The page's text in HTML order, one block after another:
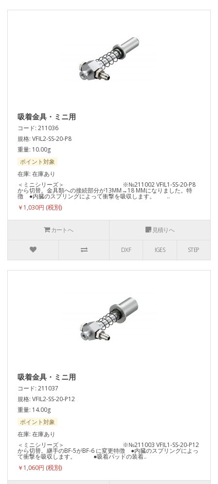
吸着金具・ミニ用
コード: 211036
規格: VFIL2-SS-20-P8
重量: 10.00g
ポイント対象
在庫: 在庫あり
＜ミニシリーズ＞ ※№211002 VFIL1-SS-20-P8
から切替。金具類への接続部分が13MM→18 MMになりました。特
徴 ●内臓のスプリングによって衝撃を吸収します。 ..
￥1,030円
カートへ 見積りへ
DXF IGES STEP
吸着金具・ミニ用
コード: 211037
規格: VFIL2-SS-20-P12
重量: 14.00g
ポイント対象
在庫: 在庫あり
＜ミニシリーズ＞ ※№211003 VFIL1-SS-20-P12
から切替。継手のBF-5がBF-6 に変更特徴 ●内臓のスプリングによっ
て衝撃を吸収します。 ●吸着パッドの装着..
￥1,060円